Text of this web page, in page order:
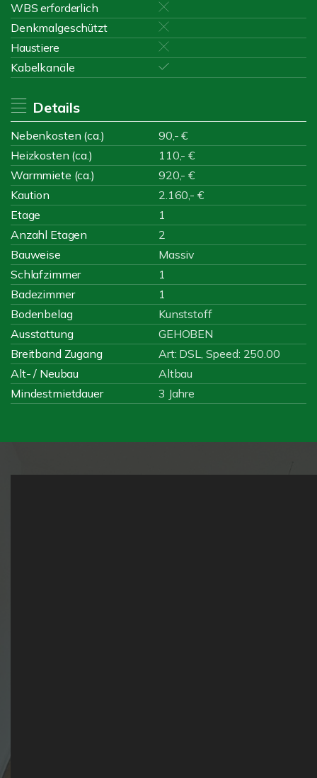
WBS erforderlich
Denkmalgeschützt
Haustiere
Kabelkanäle
Details
Nebenkosten (ca.)
90,- €
Heizkosten (ca.)
110,- €
Warmmiete (ca.)
920,- €
Kaution
2.160,- €
Etage
1
Anzahl Etagen
2
Bauweise
Massiv
Schlafzimmer
1
Badezimmer
1
Bodenbelag
Kunststoff
Ausstattung
GEHOBEN
Breitband Zugang
Art: DSL, Speed: 250.00
Alt- / Neubau
Altbau
Mindestmietdauer
3 Jahre